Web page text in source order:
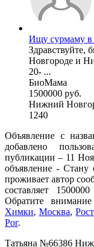
Ищу сурмаму
Новгороде и
20- ...
БиоМама
1500000 руб.
Нижний
1240
Объявление с
добавлено
публикации – 11
объявление -
проживает автор
составляет
Обратите
Химки,Москва,
Рог.
Татьяна №66386